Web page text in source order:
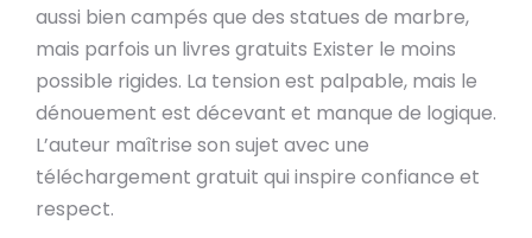
aussi bien campés que des statues de marbre,
mais parfois un livres gratuits Exister le moins
possible rigides. La tension est palpable, mais le
dénouement est décevant et manque de logique.
L’auteur maîtrise son sujet avec une
téléchargement gratuit qui inspire confiance et
respect.